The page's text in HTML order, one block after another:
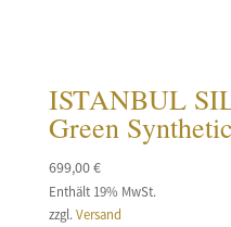
ISTANBUL
Green
699,00€
Enthält 19% MwSt.
zzgl. Versand